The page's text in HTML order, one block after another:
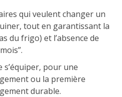
qui veulent changer un
tout en garantissant la
du frigo) et l’absence de
s’équiper, pour une
ou la première
durable.